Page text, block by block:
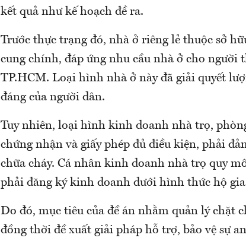
kết quả như kế hoạch đề ra.
Trước thực trạng đó, nhà ở riêng lẻ thuộc sở
cung chính, đáp ứng nhu cầu nhà ở cho người
TP.HCM. Loại hình nhà ở này đã giải quyết
đáng của người dân.
Tuy nhiên, loại hình kinh doanh nhà trọ,
chứng nhận và giấy phép đủ điều kiện, phải
chữa cháy. Cá nhân kinh doanh nhà trọ quy
phải đăng ký kinh doanh dưới hình thức hộ
Do đó, mục tiêu của đề án nhằm quản lý chặt
đồng thời đề xuất giải pháp hỗ trợ, bảo vệ sự